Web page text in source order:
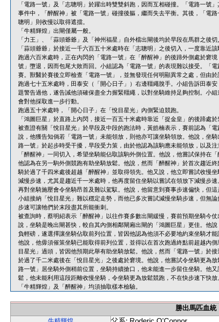
「電路一號」及「志聰明」於躍出時雙雙斜跑，因而互相碰撞。「電路一號
事件中，「醉醒神」被「電路一號」碰撞後軀，繼而失去平衡。其後，「電
聰明」則收慢以取得遮擋。
「牛精輝煌」出閘僅屬一般。
「力王」、「蒜頭爺爺」及「神州福星」自外檔出閘後均於早段在馬群之後切
「蒜頭爺爺」於接近一千六百五十米處時在「志聰明」之後切入，一度靠近
跑過六百米處時，正在內閃的「電路一號」在「醉醒神」的後蹄外側處於窘
號」墮退，因而包尾大敗而回。小組認為「電路一號」的表現難以接受。「
賽。獸醫於賽後立即檢查「電路一號」，並無發現任何明顯異常之處，但由
跑過七十五米處時，田泰安（「開心日子」）右邊韁繩脫手。小組告訴田泰
題警告過他，遂告誡他須確保盡全力握緊韁繩，以對坐騎維持足夠控制。小
會對他採取進一步行動。
跑過五十米處時，「開心日子」在「悅目星光」內側緊迫競跑。
「鴻圖巨星」於直路上內閃，接近一百五十米處時靠近「捉金皇」的後蹄處
被查證有關「悅目星光」於早段及中段的跑法時，黃皓楠表示，賽前認為「
說，他獲告知倘若「電路一號」未能領放，則他亦可讓坐騎領放。他說，坐
路一號」於起步時受干擾，早段受力策，由於他認為該駒應未能領放，以及
「醉醒神」一同切入，希望坐騎能佔取該駒外側位置。他說，他嘗試保持在
他認為在另一駒外側競跑有助坐騎放鬆。他說，然而「醉醒神」於首次趨近
騎於過了千四米處後超越「醉醒神」並取得領先。他又說，他立即嘗試收慢
減慢步速，尤其是趨近千一米處時，他再度留住坐騎以嘗試在領放下減慢步
再對坐騎施壓會令坐騎昂首及難以駕馭。他說，他留意到賽事步速偏快，但
小組接納「悅目星光」難以穩定走勢，而他已多次嘗試減慢坐騎步速，但無
步速可讓牠們於末段盡其所能衝刺。
被查詢時，蔡明紹表示「醉醒神」以往作賽多數出閘緩慢，賽前預期坐騎今
說，坐騎是晚出閘甚快，較自其內側相鄰閘廂出閘的「鴻圖巨星」更佳。他
負輕磅，遂選擇讓坐騎佔取前列位置，皆因他認為他須不必要地約束坐騎才
他說，他毋須催策坐騎已能取得前列位置，並得以在首次跑過終點前超越內
目星光」過頭，皆因他預期此舉有助坐騎放鬆。他說，然而「電路一號」於
於過了千二米處後在「悅目星光」之後處於窘境。他說，他嘗試令坐騎更為
路一號」居坐騎外側稍前位置，坐騎持續搶口，他未能進一步留住坐騎。他
鬆，他未能利用這段距離收慢坐騎，令坐騎更為放鬆競跑，不在快步速下快放
「牛精輝煌」及「醉醒神」均須抽取樣本檢驗。
勝出馬匹血統